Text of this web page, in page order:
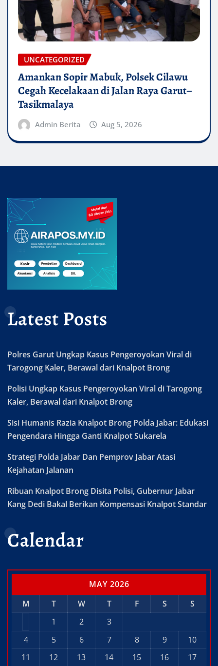
UNCATEGORIZED
Amankan Sopir Mabuk, Polsek Cilawu
Cegah Kecelakaan di Jalan Raya Garut–
Tasikmalaya
Admin Berita Aug 5, 2026
Latest Posts
Polres Garut Ungkap Kasus Pengeroyokan Viral di
Tarogong Kaler, Berawal dari Knalpot Brong
Polisi Ungkap Kasus Pengeroyokan Viral di Tarogong
Kaler, Berawal dari Knalpot Brong
Sisi Humanis Razia Knalpot Brong Polda Jabar: Edukasi
Pengendara Hingga Ganti Knalpot Sukarela
Strategi Polda Jabar Dan Pemprov Jabar Atasi
Kejahatan Jalanan
Ribuan Knalpot Brong Disita Polisi, Gubernur Jabar
Kang Dedi Bakal Berikan Kompensasi Knalpot Standar
Calendar
MAY 2026
M
T W T F S
S
1
2
3
4
5 6 7 8 9
10
11
12 13 14 15 16 17